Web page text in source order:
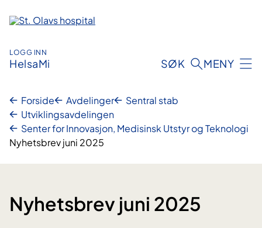
innhold
LOGG INN
HelsaMi SØK MENY
Forside Avdelinger
Sentral stab
Utviklingsavdelingen
Senter for Innovasjon, Medisinsk Utstyr og Teknologi
Nyhetsbrev juni 2025
Nyhetsbrev juni 2025